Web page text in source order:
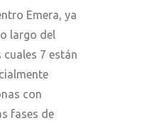
Emera, ya
largo del
7 están
con
fases de